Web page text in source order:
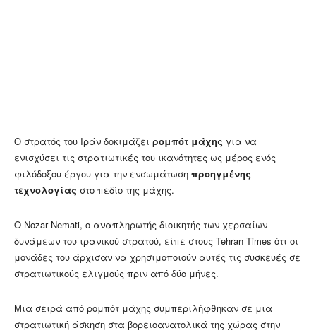
Ο στρατός του Ιράν δοκιμάζει ρομπότ μάχης για να
ενισχύσει τις στρατιωτικές του ικανότητες ως μέρος ενός
φιλόδοξου έργου για την ενσωμάτωση προηγμένης
τεχνολογίας στο πεδίο της μάχης.
Ο Nozar Nemati, ο αναπληρωτής διοικητής των χερσαίων
δυνάμεων του ιρανικού στρατού, είπε στους Tehran Times ότι οι
μονάδες του άρχισαν να χρησιμοποιούν αυτές τις συσκευές σε
στρατιωτικούς ελιγμούς πριν από δύο μήνες.
Μια σειρά από ρομπότ μάχης συμπεριλήφθηκαν σε μια
στρατιωτική άσκηση στα βορειοανατολικά της χώρας στην